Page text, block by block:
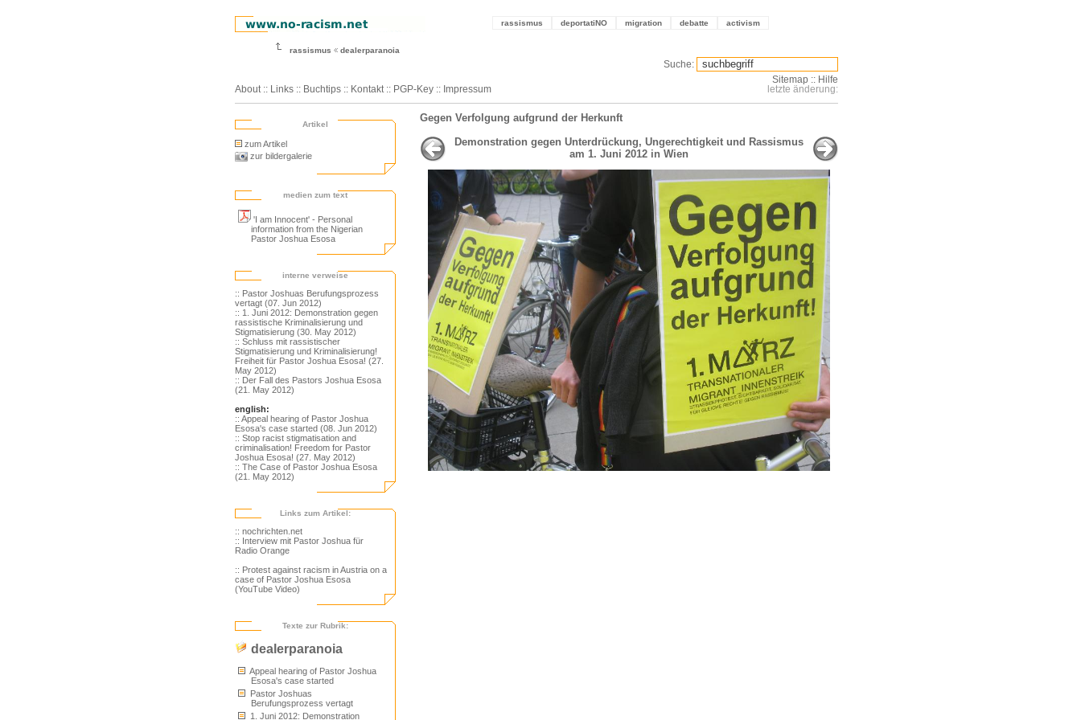
rassismus deportatiNO migration debatte activism
rassismus dealerparanoia
About :: Links :: Buchtips :: Kontakt :: PGP-Key :: Impressum
Suche:
Sitemap :: Hilfe
letzte änderung:
Artikel
zum Artikel
zur bildergalerie
medien zum text
'I am Innocent' - Personal
information from the Nigerian
Pastor Joshua Esosa
interne verweise
:: Pastor Joshuas Berufungsprozess
vertagt (07. Jun 2012)
:: 1. Juni 2012: Demonstration gegen
rassistische Kriminalisierung und
Stigmatisierung (30. May 2012)
:: Schluss mit rassistischer
Stigmatisierung und Kriminalisierung!
Freiheit für Pastor Joshua Esosa! (27.
May 2012)
:: Der Fall des Pastors Joshua Esosa
(21. May 2012)
english:
:: Appeal hearing of Pastor Joshua
Esosa's case started (08. Jun 2012)
:: Stop racist stigmatisation and
criminalisation! Freedom for Pastor
Joshua Esosa! (27. May 2012)
:: The Case of Pastor Joshua Esosa
(21. May 2012)
Links zum Artikel:
:: nochrichten.net
:: Interview mit Pastor Joshua für
Radio Orange
:: Protest against racism in Austria on a
case of Pastor Joshua Esosa
(YouTube Video)
Texte zur Rubrik:
dealerparanoia
Appeal hearing of Pastor Joshua
Esosa's case started
Pastor Joshuas
Berufungsprozess vertagt
1. Juni 2012: Demonstration
Gegen Verfolgung aufgrund der Herkunft
Demonstration gegen Unterdrückung, Ungerechtigkeit und Rassismus
am 1. Juni 2012 in Wien